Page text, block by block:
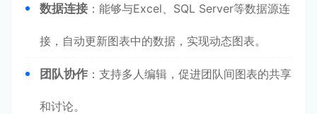
数据连接 ：能够与Excel、SQL Server等数据源连
接，自动更新图表中的数据，实现动态图表。
团队协作 ：支持多人编辑，促进团队间图表的共享
和讨论。